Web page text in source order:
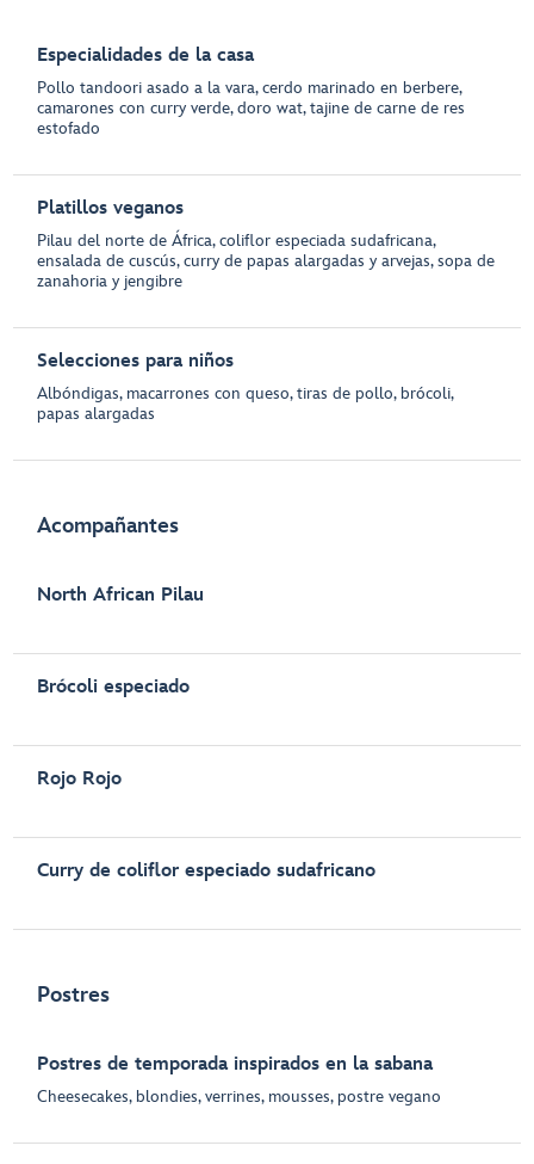
Especialidades de la casa
Pollo tandoori asado a la vara, cerdo marinado en berbere,
camarones con curry verde, doro wat, tajine de carne de res
estofado
Platillos veganos
Pilau del norte de África, coliflor especiada sudafricana,
ensalada de cuscús, curry de papas alargadas y arvejas, sopa de
zanahoria y jengibre
Selecciones para niños
Albóndigas, macarrones con queso, tiras de pollo, brócoli,
papas alargadas
Acompañantes
North African Pilau
Brócoli especiado
Rojo Rojo
Curry de coliflor especiado sudafricano
Postres
Postres de temporada inspirados en la sabana
Cheesecakes, blondies, verrines, mousses, postre vegano